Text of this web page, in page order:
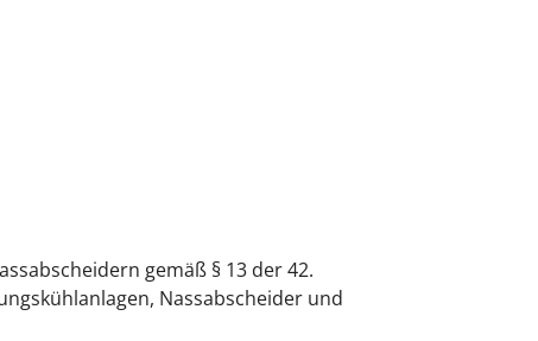
gemäß § 13 der 42.
Nassabscheider und